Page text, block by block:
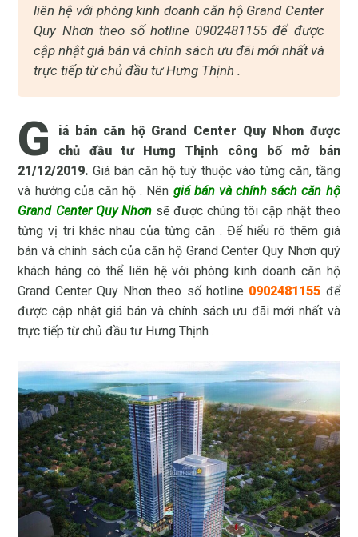
liên hệ với phòng kinh doanh căn hộ Grand Center
Quy Nhơn theo số hotline 0902481155 để được
cập nhật giá bán và chính sách ưu đãi mới nhất và
trực tiếp từ chủ đầu tư Hưng Thịnh .
G
iá bán căn hộ Grand Center Quy Nhơn được
chủ đầu tư Hưng Thịnh công bố mở bán
21/12/2019. Giá bán căn hộ tuỳ thuộc vào từng căn, tầng
và hướng của căn hộ . Nên giá bán và chính sách căn hộ
Grand Center Quy Nhơnsẽ được chúng tôi cập nhật theo
từng vị trí khác nhau của từng căn . Để hiểu rõ thêm giá
bán và chính sách của căn hộ Grand Center Quy Nhơn quý
khách hàng có thể liên hệ với phòng kinh doanh căn hộ
Grand Center Quy Nhơn theo số hotline 0902481155 để
được cập nhật giá bán và chính sách ưu đãi mới nhất và
trực tiếp từ chủ đầu tư Hưng Thịnh .